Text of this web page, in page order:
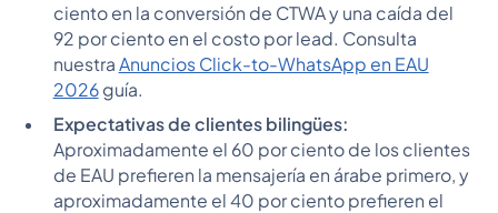
ciento en la conversión de CTWA y una caída del
92 por ciento en el costo por lead. Consulta
nuestra Anuncios Click-to-WhatsApp en EAU
2026guía.
Expectativas de clientes bilingües:
Aproximadamente el 60 por ciento de los clientes
de EAU prefieren la mensajería en árabe primero, y
aproximadamente el 40 por ciento prefieren el